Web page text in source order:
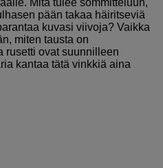
Mitä tulee sommitteluun,
pään takaa häiritseviä
kuvasi viivoja? Vaikka
miten tausta on
rusetti ovat suunnilleen
kantaa tätä vinkkiä aina